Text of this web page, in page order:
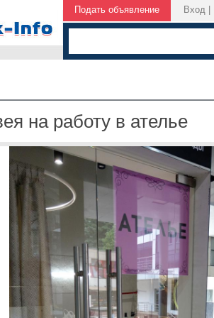
Подать объявление Вход
на работу в ателье